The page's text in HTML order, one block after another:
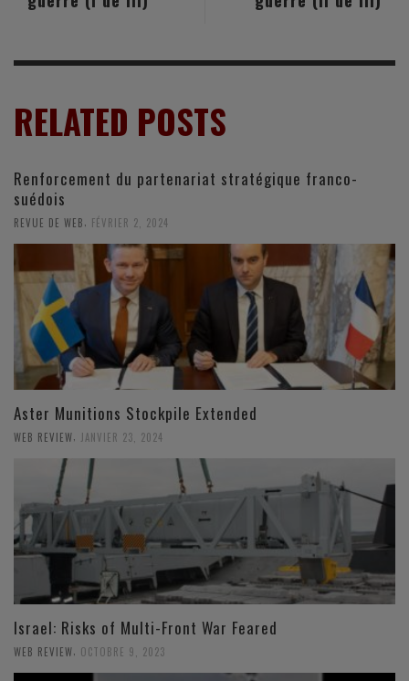
RELATED POSTS
Renforcement du partenariat stratégique franco-
suédois
REVUE DE WEB FÉVRIER 2, 2024
Aster Munitions Stockpile Extended
WEB REVIEW JANVIER 23, 2024
Israel: Risks of Multi-Front War Feared
WEB REVIEW OCTOBRE 9, 2023